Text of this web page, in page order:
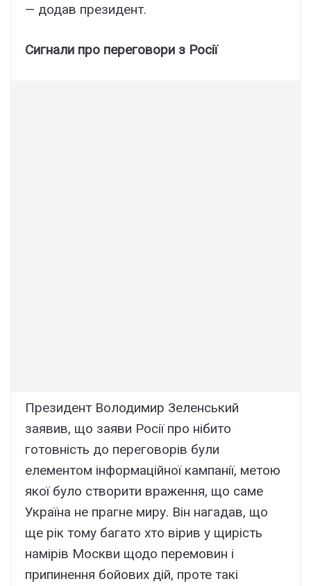
— додав президент.
Сигнали про переговори з Росії
Президент Володимир Зеленський
заявив, що заяви Росії про нібито
готовність до переговорів були
елементом інформаційної кампанії, метою
якої було створити враження, що саме
Україна не прагне миру. Він нагадав, що
ще рік тому багато хто вірив у щирість
намірів Москви щодо перемовин і
припинення бойових дій, проте такі